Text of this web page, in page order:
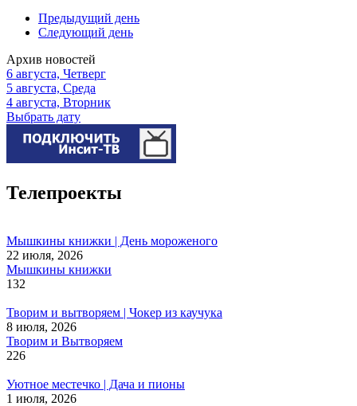
Предыдущий день
Следующий день
Архив новостей
6 августа, Четверг
5 августа, Среда
4 августа, Вторник
Выбрать дату
Телепроекты
Мышкины книжки | День мороженого
22 июля, 2026
Мышкины книжки
132
Творим и вытворяем | Чокер из каучука
8 июля, 2026
Творим и Вытворяем
226
Уютное местечко | Дача и пионы
1 июля, 2026